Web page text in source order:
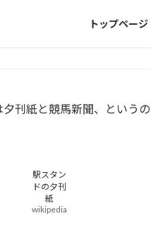
トップページ
刊紙と競馬新聞、という
駅スタン
ドの夕刊
紙
wikipedia